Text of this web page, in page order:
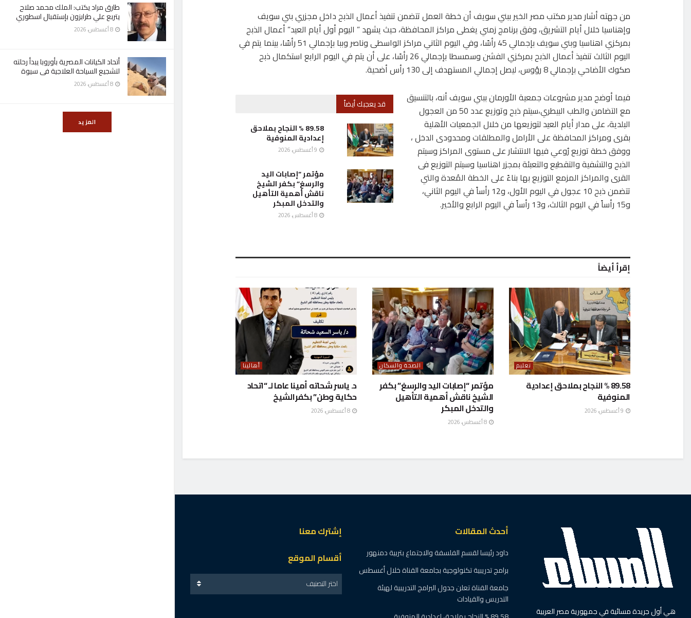
طارق مراد يكتب: الملك محمد صلاح
يتربع علي طرابزون بإستقبال اسطوري
أتحاد الكيانات المصرية بأوروبا يبدأ رحلته
لتشجيع السياحة العلاجية فى سيوة
المزيد
من جهته أشار مدير مكتب مصر الخير ببني سويف أن خطة العمل تتضمن تنفيذ أعمال الذبح داخل مجزري بني سويف
وإهناسيا خلال أيام التشريق، وفق برنامج زمني يغطى مراكز المحافظة، حيث يشهد ” اليوم أول أيام العيد” أعمال الذبح
بمركزي اهناسيا وبني سويف بإجمالي 45 رأسًا، وفي اليوم الثاني مراكز الواسطى وناصر وببا بإجمالي 51 رأسًا، بينما يتم في
اليوم الثالث تنفيذ أعمال الذبح بمركزي الفشن وسمسطا بإجمالي 26 رأسًا، على أن يتم في اليوم الرابع استكمال ذبح
صكوك الأضاحي بإجمالي 8 رؤوس، ليصل إجمالي المستهدف إلى 130 رأس أضحية.
قد يعجبك أيضاً
89.58 % النجاح بملاحق
إعدادية المنوفية
مؤتمر “إصابات اليد
والرسغ” بكفر الشيخ
ناقش أهمية التأهيل
والتدخل المبكر
فيما أوضح مدير مشروعات جمعية الأورمان ببني سويف أنه، بالتنسيق
مع التضامن والطب البيطري،سيتم ذبح وتوزيع عدد 50 من العجول
البلدية، على مدار أيام العيد لتوزيعها من خلال الجمعيات الأهلية
بقرى ومراكز المحافظة على الأرامل والمطلقات ومحدودى الدخل ،
ووفق خطة توزيع رُوعي فيها الانتشار على مستوى المراكز وسيتم
الذبح والتشفية والتقطيع والتعبئة بمجزر اهناسيا وسيتم التوزيع فى
القرى والمراكز المزمع التوزيع بها بناءً على الخطة المُعدة والتي
تتضمن ذبح 10 عجول في اليوم الأول، و12 رأساً في اليوم الثاني،
و15 رأساً في اليوم الثالث، و13 رأساً في اليوم الرابع والأخير.
إقرأ أيضاً
تعليم
89.58 % النجاح بملاحق إعدادية
المنوفية
الصحة والسكان
مؤتمر “إصابات اليد والرسغ” بكفر
الشيخ ناقش أهمية التأهيل
والتدخل المبكر
أهالينا
د. ياسر شحاته أمينا عاما لـ “اتحاد
حكاية وطن” بكفرالشيخ
هي أول جريدة مسائية في جمهورية مصر العربية
أحدث المقالات
داود رئيسا لقسم الفلسفة والاجتماع بتربية دمنهور
برامج تدريبية تكنولوجية بجامعة القناة خلال أغسطس
جامعة القناة تعلن جدول البرامج التدريبية لهيئة
التدريس والقيادات
إشترك معنا
أقسام الموقع
اختر التصنيف